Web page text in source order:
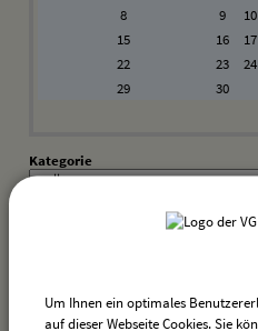
8
9 10
15
16 17
22
23 24
29
30
Kategorie
bis:Um Ihnen ein optimales
auf dieser Webseite Cookies. Sie